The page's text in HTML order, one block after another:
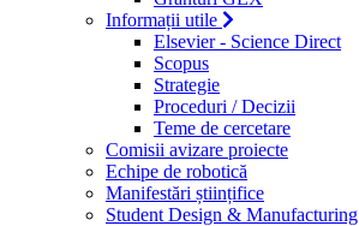
Informații utile
Elsevier - Science Direct
Scopus
Strategie
Proceduri / Decizii
Teme de cercetare
Comisii avizare proiecte
Echipe de robotică
Manifestări științifice
Student Design & Manufacturing